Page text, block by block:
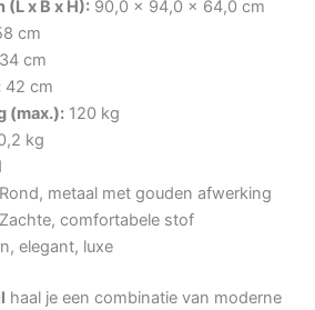
x B x H):90,0 x 94,0 x 64,0 cm
cm
cm
42 cm
(max.):120 kg
kg
metaal met gouden afwerking
comfortabele stof
elegant, luxe
haal je een combinatie van moderne